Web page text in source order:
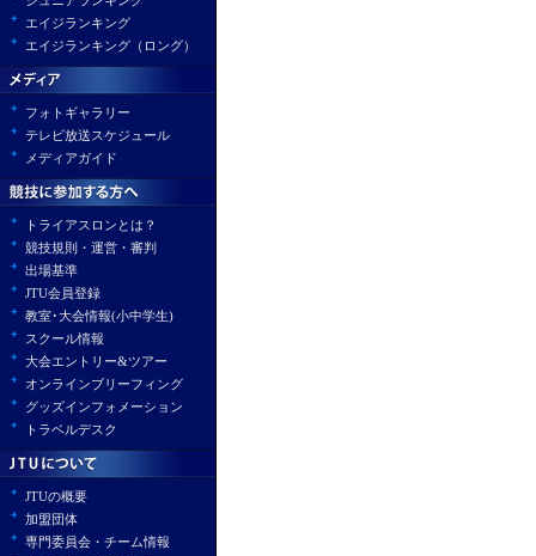
エイジランキング
エイジランキング（ロング）
フォトギャラリー
テレビ放送スケジュール
メディアガイド
トライアスロンとは？
競技規則・運営・審判
出場基準
JTU会員登録
教室･大会情報(小中学生)
スクール情報
大会エントリー&ツアー
オンラインブリーフィング
グッズインフォメーション
トラベルデスク
JTUの概要
加盟団体
専門委員会・チーム情報